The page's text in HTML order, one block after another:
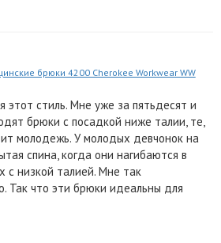
брюки 4200 Cherokee Workwear WW
этот стиль. Мне уже за пятьдесят и
брюки с посадкой ниже талии, те,
молодежь. У молодых девчонок на
спина, когда они нагибаются в
с низкой талией. Мне так
Так что эти брюки идеальны для